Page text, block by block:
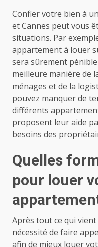
Confier votre bien à
et Cannes peut vous
situations. Par
appartement à louer
sera sûrement
meilleure manière de
ménages et de la
pouvez manquer de
différents
proposent leur aide
besoins des
Quelles
pour louer
Après tout ce qui vient
nécessité de faire
afin de mieux louer